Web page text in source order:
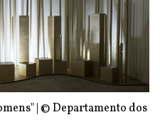
| © Departamento dos